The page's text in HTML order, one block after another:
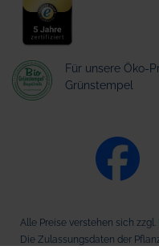
Für unsere Öko-
Grünstempel
Alle Preise verstehen sich zzgl.
Die Zulassungsdaten der